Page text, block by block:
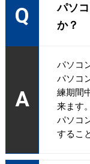
Q
パソ
か？
A
パソコ
パソコ
練期間
来ます。
パソコ
するこ